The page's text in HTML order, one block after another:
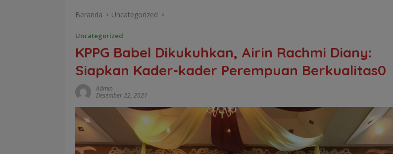
Beranda Uncategorized
Uncategorized
KPPG Babel Dikukuhkan, Airin Rachmi Diany:
Siapkan Kader-kader Perempuan Berkualitas0
Admin
Desember 22, 2021